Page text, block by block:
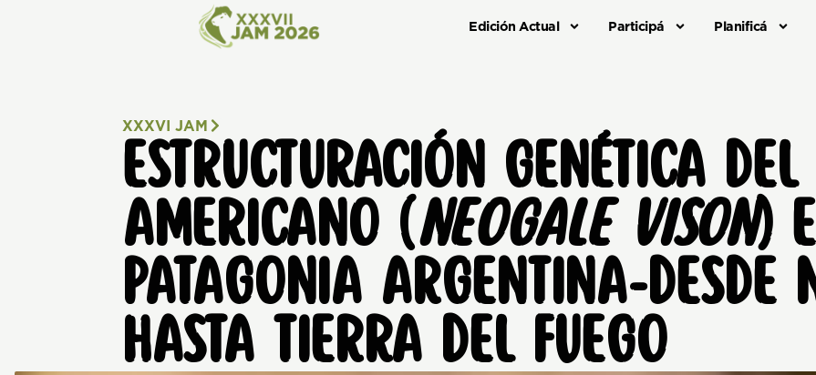
Edición Actual Participá Planificá
XXXVI JAM
ESTRUCTURACIÓN GENÉTICA
AMERICANO (NEOGALE VISON)
PATAGONIA ARGENTINA-DESDE
HASTA TIERRA DEL FUEGO